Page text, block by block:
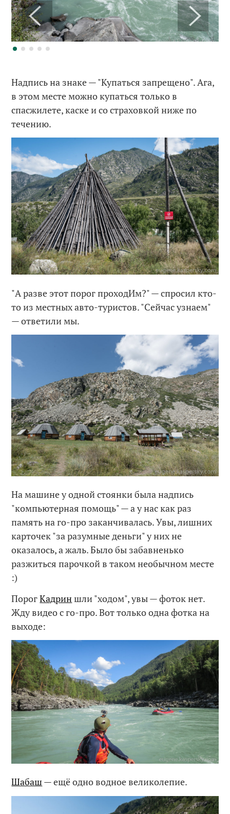
Надпись на знаке — "Купаться запрещено". Ага,
в этом месте можно купаться только в
спасжилете, каске и со страховкой ниже по
течению.
"А разве этот порог проходИм?" — спросил кто-
то из местных авто-туристов. "Сейчас узнаем"
— ответили мы.
На машине у одной стоянки была надпись
"компьютерная помощь" — а у нас как раз
память на го-про заканчивалась. Увы, лишних
карточек "за разумные деньги" у них не
оказалось, а жаль. Было бы забавненько
разжиться парочкой в таком необычном месте
:)
ПорогКадриншли "ходом", увы — фоток нет.
Жду видео с го-про. Вот только одна фотка на
выходе:
Шабаш— ещё одно водное великолепие.